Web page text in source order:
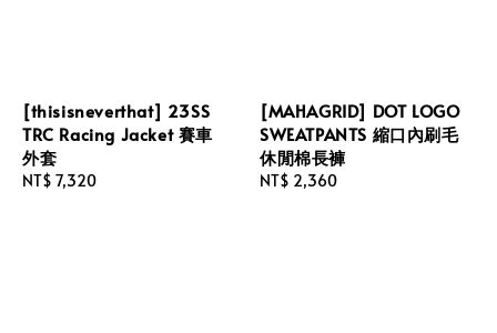
[thisisneverthat] 23SS
TRC Racing Jacket 賽車
外套
Regular
NT$ 7,320
[MAHAGRID] DOT LOGO
SWEATPANTS 縮口內刷毛
休閒棉長褲
Regular
NT$ 2,360